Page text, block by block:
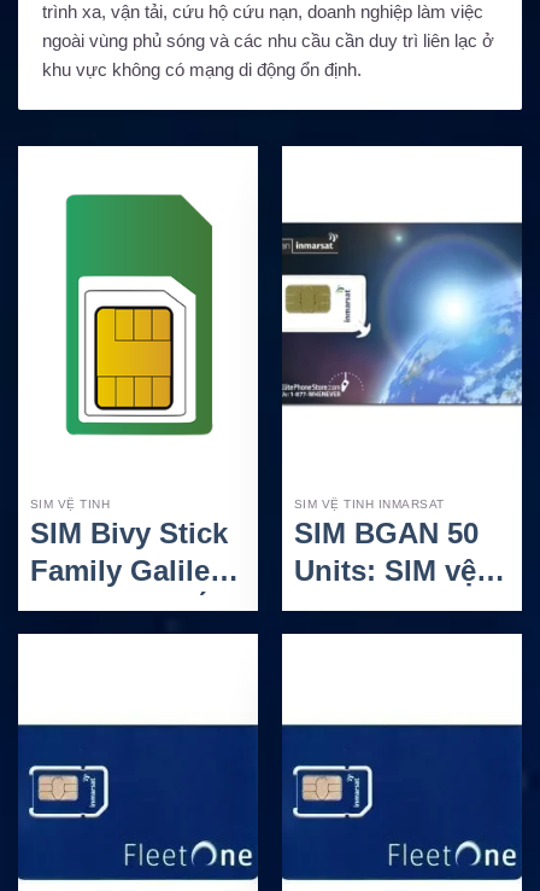
trình xa, vận tải, cứu hộ cứu nạn, doanh nghiệp làm việc
ngoài vùng phủ sóng và các nhu cầu cần duy trì liên lạc ở
khu vực không có mạng di động ổn định.
SIM VỆ TINH
SIM Bivy Stick
Family Galileyo
– Gói tin nhắn
gia đình
SIM VỆ TINH INMARSAT
SIM BGAN 50
Units: SIM vệ
tinh dịch vụ trả